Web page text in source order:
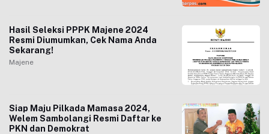
Hasil Seleksi PPPK Majene 2024
Resmi Diumumkan, Cek Nama Anda
Sekarang!
Majene
Siap Maju Pilkada Mamasa 2024,
Welem Sambolangi Resmi Daftar ke
PKN dan Demokrat